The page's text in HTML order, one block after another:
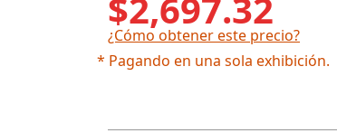
¿Cómo obtener este precio?
* Pagando en una sola exhibición.